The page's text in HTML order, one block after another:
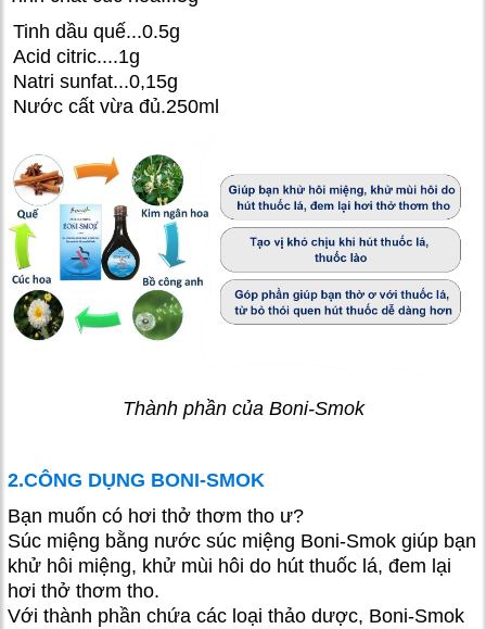
Tinh dầu quế...0.5g
Acid citric....1g
Natri sunfat...0,15g
Nước cất vừa đủ.250ml
Thành phần của Boni-Smok
2.CÔNG DỤNG BONI-SMOK
Bạn muốn có hơi thở thơm tho ư?
Súc miệng bằng nước súc miệng Boni-Smok giúp bạn
khử hôi miệng, khử mùi hôi do hút thuốc lá, đem lại
hơi thở thơm tho.
Với thành phần chứa các loại thảo dược, Boni-Smok